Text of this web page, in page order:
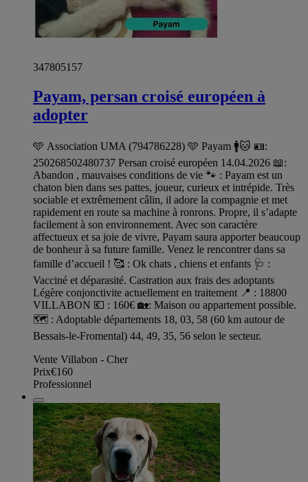
347805157
Payam, persan croisé européen à
adopter
🩵 Association UMA (794786228) 🩵 Payam 🚹🐱 🪪:
250268502480737 Persan croisé européen 14.04.2026 📖:
Abandon , mauvaises conditions de vie 🐾 : Payam est un
chaton bien dans ses pattes, joueur, curieux et intrépide. Très
sociable et extrêmement câlin, il adore la compagnie et met
rapidement en route sa machine à ronrons. Propre, il s’adapte
facilement à son environnement. Avec son caractère
affectueux et sa joie de vivre, Payam saura apporter beaucoup
de bonheur à sa future famille. Venez le rencontrer dans sa
famille d’accueil ! 🥰 : Ok chats , chiens et enfants 🩺 :
Vacciné et déparasité. Castration aux frais des adoptants
Légère conjonctivite actuellement en traitement 📍 : 18800
VILLABON 💶 : 160€ 🏡: Maison ou appartement possible.
🗺️ : Adoptable départements 18, 03, 58 (60 km autour de
Bessais-le-Fromental) 44, 49, 35, 56 selon le secteur.
Vente Villabon - Cher
Prix€160
Professionnel